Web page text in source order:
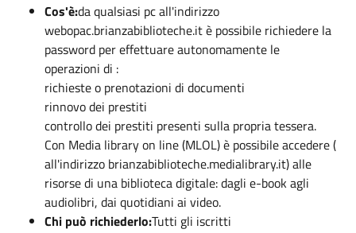
Cos'è:da qualsiasi pc all'indirizzo
webopac.brianzabiblioteche.it è possibile richiedere la
password per effettuare autonomamente le
operazioni di :
richieste o prenotazioni di documenti
rinnovo dei prestiti
controllo dei prestiti presenti sulla propria tessera.
Con Media library on line (MLOL) è possibile accedere (
all'indirizzo brianzabiblioteche.medialibrary.it) alle
risorse di una biblioteca digitale: dagli e-book agli
audiolibri, dai quotidiani ai video.
Chi può richiederlo:Tutti gli iscritti